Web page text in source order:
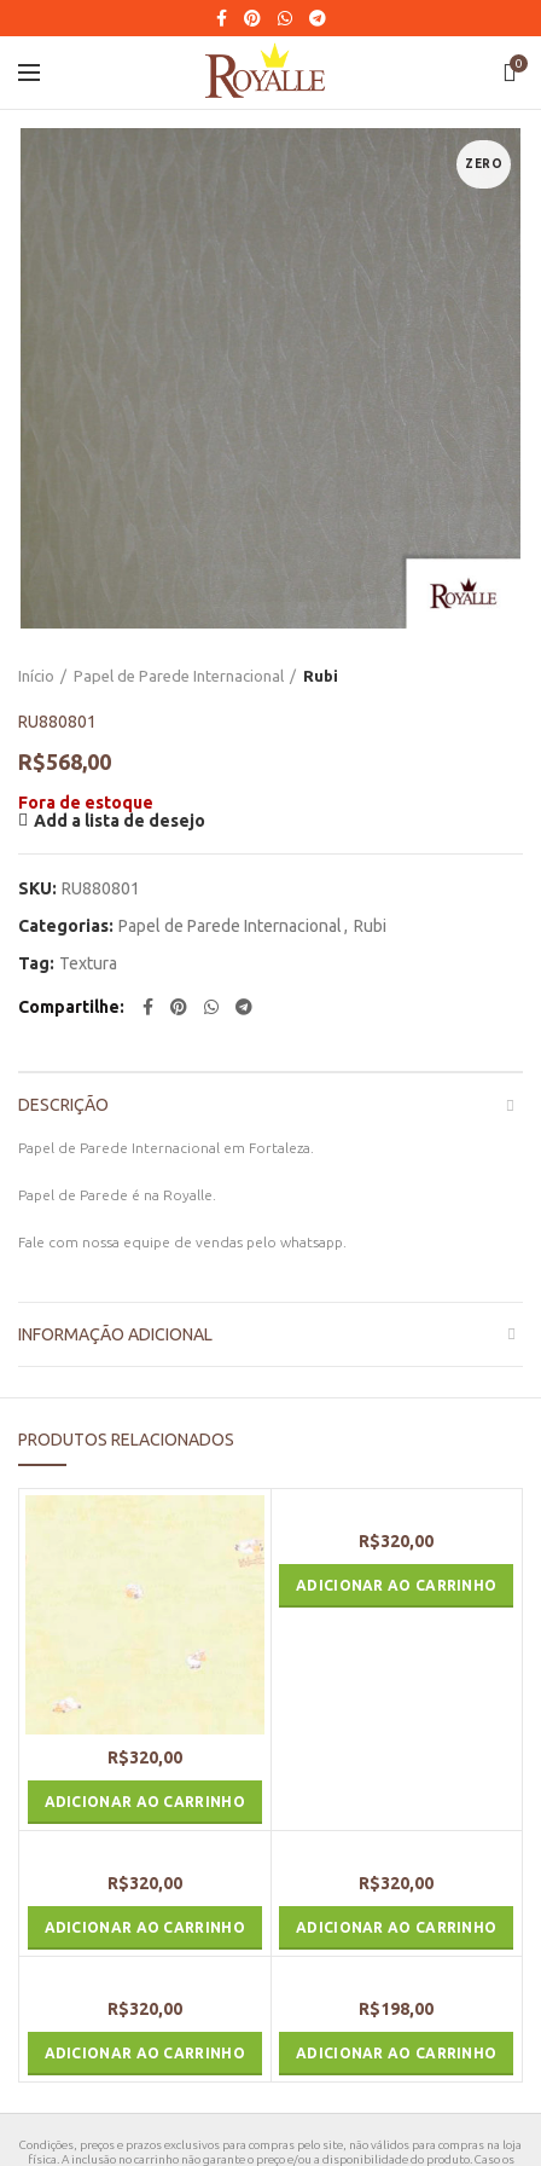
0
ZERO
Início Papel de Parede Internacional Rubi
RU880801
R$568,00
Fora de estoque
Add a lista de desejo
SKU: RU880801
Categorias: Papel de Parede Internacional, Rubi
Tag: Textura
Compartilhe
DESCRIÇÃO
Papel de Parede Internacional em Fortaleza.
Papel de Parede é na Royalle.
Fale com nossa equipe de vendas pelo whatsapp.
INFORMAÇÃO ADICIONAL
PRODUTOS RELACIONADOS
R$320,00
ADICIONAR AO CARRINHO
R$320,00
ADICIONAR AO CARRINHO
R$320,00
ADICIONAR AO CARRINHO
R$320,00
ADICIONAR AO CARRINHO
R$320,00
ADICIONAR AO CARRINHO
R$198,00
ADICIONAR AO CARRINHO
Condições, preços e prazos exclusivos para compras pelo site, não válidos para compras na loja
física. A inclusão no carrinho não garante o preço e/ou a disponibilidade do produto. Caso os